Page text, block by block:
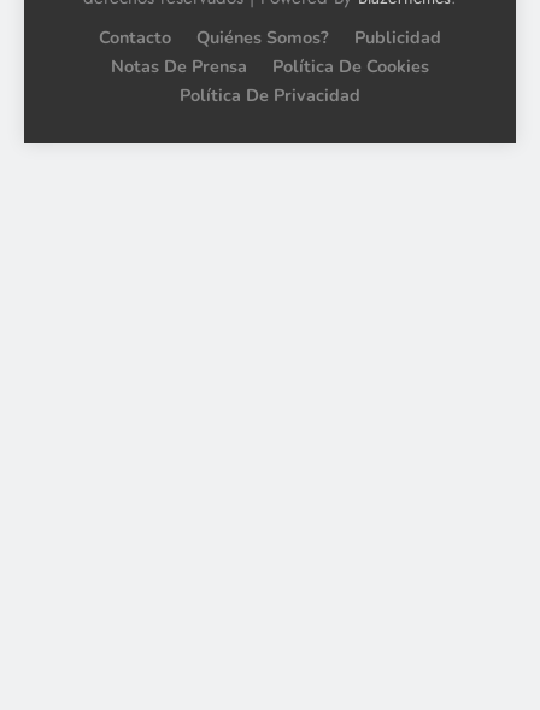
Contacto Quiénes Somos?
Publicidad
Notas De Prensa
Política De Cookies
Política De Privacidad